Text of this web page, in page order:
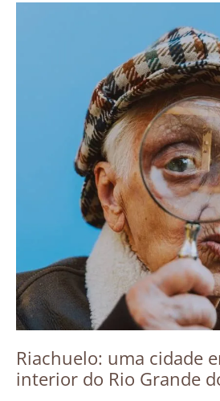
Riachuelo: uma cidade
interior do Rio Grande